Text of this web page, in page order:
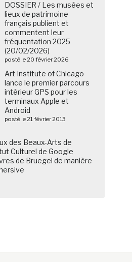
DOSSIER / Les musées et
lieux de patrimoine
français publient et
commentent leur
fréquentation 2025
(20/02/2026)
posté le 20 février 2026
Art Institute of Chicago
lance le premier parcours
intérieur GPS pour les
terminaux Apple et
Android
posté le 21 février 2013
des Beaux-Arts de
Culturel de Google
de Bruegel de manière